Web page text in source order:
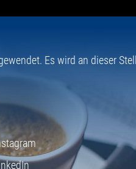
Es wird an dieser